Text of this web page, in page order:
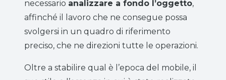
necessario analizzare a fondo l’oggetto,
affinché il lavoro che ne consegue possa
svolgersi in un quadro di riferimento
preciso, che ne direzioni tutte le operazioni.
Oltre a stabilire qual è l’epoca del mobile, il